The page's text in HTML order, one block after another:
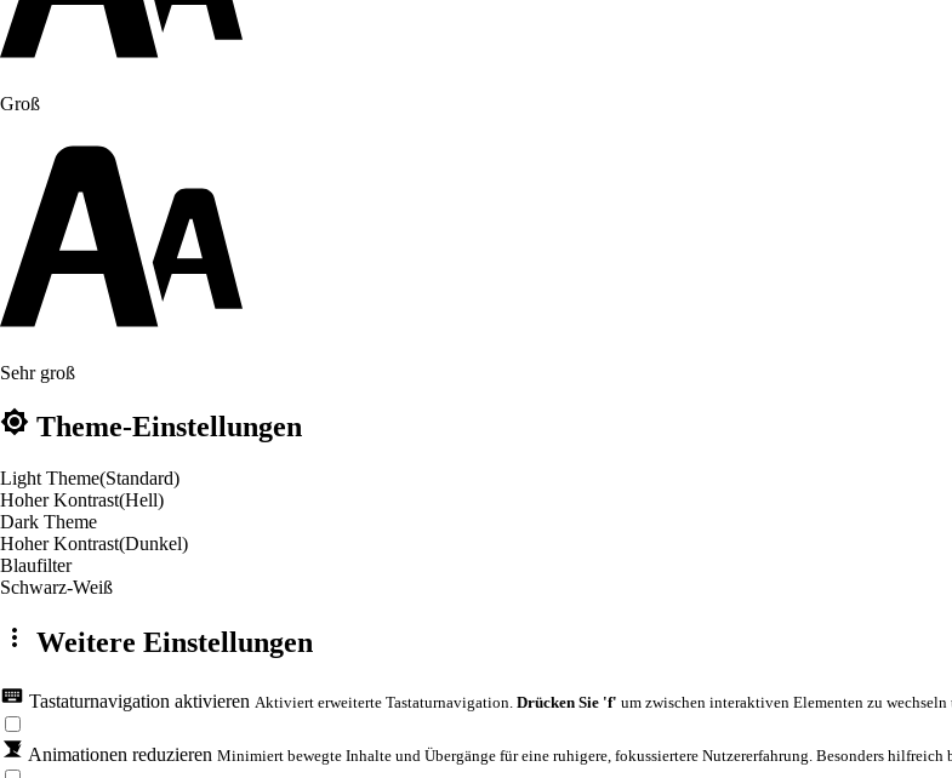
Groß
Sehr groß
Theme-Einstellungen
Light Theme(Standard)
Hoher Kontrast(Hell)
Dark Theme
Hoher Kontrast(Dunkel)
Blaufilter
Schwarz-Weiß
Weitere Einstellungen
Tastaturnavigation aktivieren Aktiviert erweiterte Tastaturnavigation. Drücken Sie 'f' um zwischen interaktiven Elementen zu wechseln
Animationen reduzieren Minimiert bewegte Inhalte und Übergänge für eine ruhigere, fokussiertere Nutzererfahrung. Besonders